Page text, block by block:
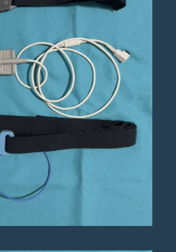
e gentile,
consigliato